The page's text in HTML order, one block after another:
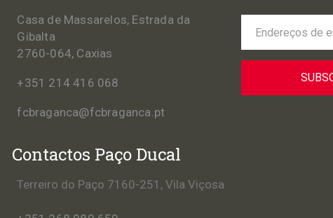
Casa de Massarelos, Estrada da
Gibalta
2760-064, Caxias
+351 214 416 068
fcbraganca@fcbraganca.pt
Contactos Paço Ducal
Terreiro do Paço 7160-251, Vila Viçosa